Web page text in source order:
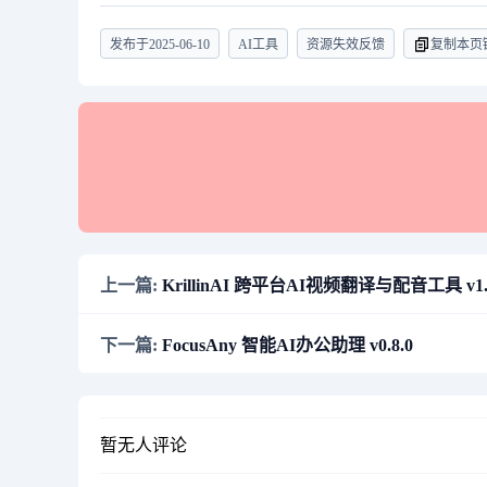
发布于2025-06-10 AI工具 资源失效反馈 复制本页
上一篇: KrillinAI 跨平台AI视频翻译与配音工具
下一篇: FocusAny 智能AI办公助理 v0.8.0
暂无人评论